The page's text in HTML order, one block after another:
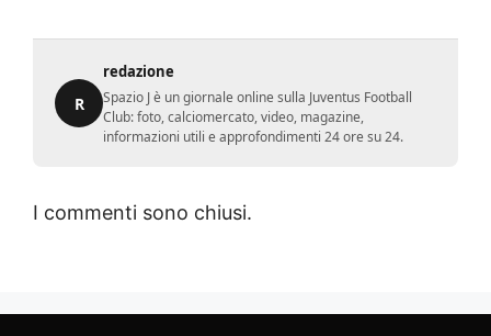
R
redazione
Spazio J è un giornale online sulla Juventus Football
Club: foto, calciomercato, video, magazine,
informazioni utili e approfondimenti 24 ore su 24.
I commenti sono chiusi.